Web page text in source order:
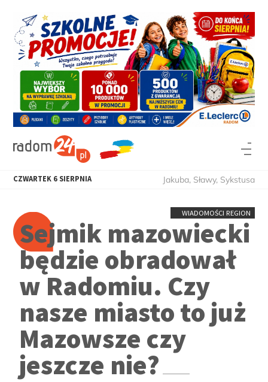
CZWARTEK 6 SIERPNIA Jakuba, Sławy, Sykstusa
WIADOMOŚCI REGION
Sejmik mazowiecki
będzie obradował
w Radomiu. Czy
nasze miasto to już
Mazowsze czy
jeszcze nie?